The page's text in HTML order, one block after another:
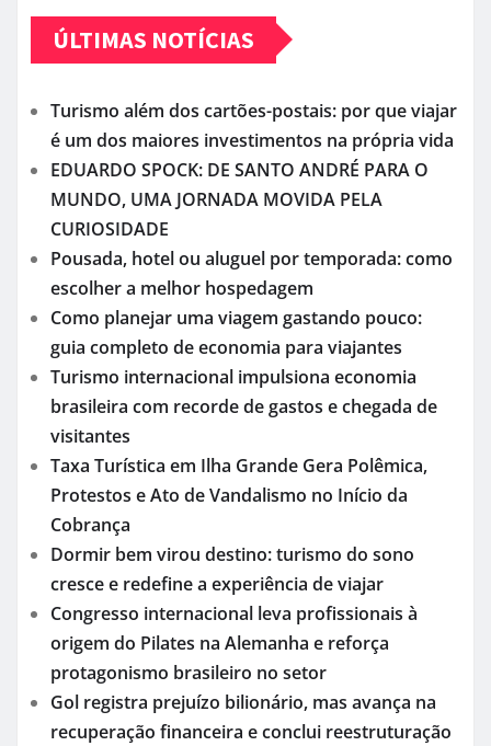
ÚLTIMAS NOTÍCIAS
Turismo além dos cartões-postais: por que viajar
é um dos maiores investimentos na própria vida
EDUARDO SPOCK: DE SANTO ANDRÉ PARA O
MUNDO, UMA JORNADA MOVIDA PELA
CURIOSIDADE
Pousada, hotel ou aluguel por temporada: como
escolher a melhor hospedagem
Como planejar uma viagem gastando pouco:
guia completo de economia para viajantes
Turismo internacional impulsiona economia
brasileira com recorde de gastos e chegada de
visitantes
Taxa Turística em Ilha Grande Gera Polêmica,
Protestos e Ato de Vandalismo no Início da
Cobrança
Dormir bem virou destino: turismo do sono
cresce e redefine a experiência de viajar
Congresso internacional leva profissionais à
origem do Pilates na Alemanha e reforça
protagonismo brasileiro no setor
Gol registra prejuízo bilionário, mas avança na
recuperação financeira e conclui reestruturação